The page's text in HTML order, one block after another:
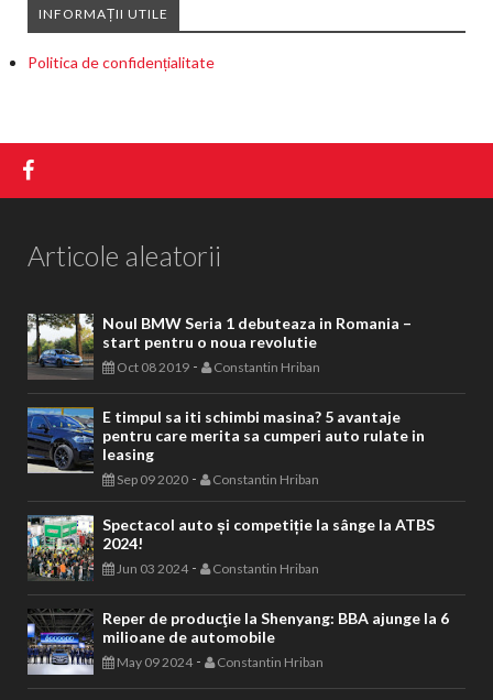
INFORMAȚII UTILE
Politica de confidențialitate
Articole aleatorii
Noul BMW Seria 1 debuteaza in Romania –
start pentru o noua revolutie
Oct 08 2019 - Constantin Hriban
E timpul sa iti schimbi masina? 5 avantaje
pentru care merita sa cumperi auto rulate in
leasing
Sep 09 2020 - Constantin Hriban
Spectacol auto și competiție la sânge la ATBS
2024!
Jun 03 2024- Constantin Hriban
Reper de producţie la Shenyang: BBA ajunge la 6
milioane de automobile
May 09 2024- Constantin Hriban